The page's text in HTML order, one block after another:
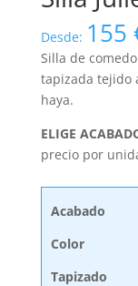
Desde: 155
Silla de
tapizada tejido
haya.
ELIGE
precio por
Acabado
Color
Tapizado